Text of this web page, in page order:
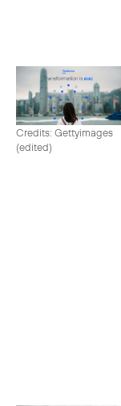
Credits: Gettyimages
(edited)